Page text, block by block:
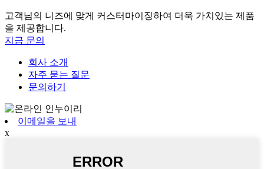
고객님의 니즈에 맞게 커스터마이징하여 더욱 가치있는 제품
을 제공합니다.
지금 문의
회사 소개
자주 묻는 질문
문의하기
이메일을 보내
x